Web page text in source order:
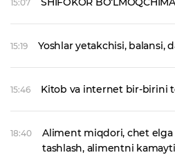
15:07
15:19 Yoshlar yetakchisi, balansi,
15:46 Kitob va internet bir-birini
18:40
Aliment miqdori, chet
tashlash, alimentni